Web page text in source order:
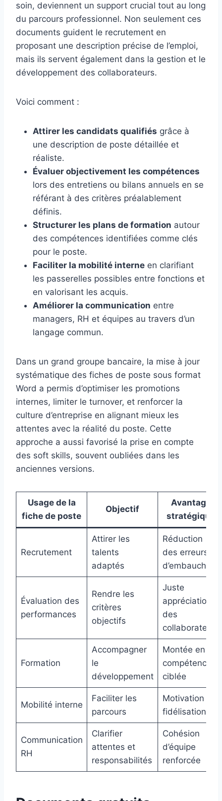
soin, deviennent un support crucial tout au long
du parcours professionnel. Non seulement ces
documents guident le recrutement en
proposant une description précise de l’emploi,
mais ils servent également dans la gestion et le
développement des collaborateurs.
Voici comment :
Attirer les candidats qualifiés grâce à
une description de poste détaillée et
réaliste.
Évaluer objectivement les compétences
lors des entretiens ou bilans annuels en se
référant à des critères préalablement
définis.
Structurer les plans de formation autour
des compétences identifiées comme clés
pour le poste.
Faciliter la mobilité interne en clarifiant
les passerelles possibles entre fonctions et
en valorisant les acquis.
Améliorer la communication entre
managers, RH et équipes au travers d’un
langage commun.
Dans un grand groupe bancaire, la mise à jour
systématique des fiches de poste sous format
Word a permis d’optimiser les promotions
internes, limiter le turnover, et renforcer la
culture d’entreprise en alignant mieux les
attentes avec la réalité du poste. Cette
approche a aussi favorisé la prise en compte
des soft skills, souvent oubliées dans les
anciennes versions.
Usage de la
fiche de poste
Objectif
Avantage
stratégique
Recrutement
Attirer les
talents
adaptés
Réduction
des erreurs
d’embauche
Évaluation des
performances
Rendre les
critères
objectifs
Juste
appréciation
des
collaborateurs
Formation
Accompagner
le
développement
Montée en
compétences
ciblée
Mobilité interne
Faciliter les
parcours
Motivation et
fidélisation
Communication
RH
Clarifier
attentes et
responsabilités
Cohésion
d’équipe
renforcée